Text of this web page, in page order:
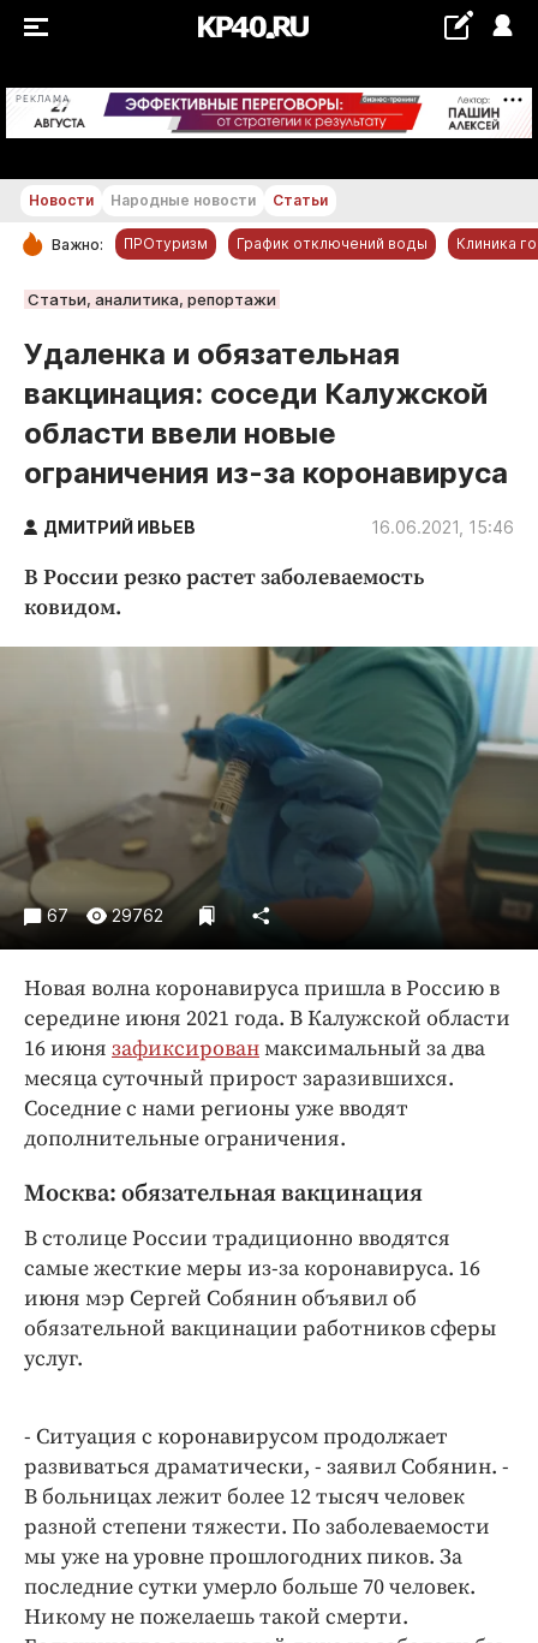
РЕКЛАМА +20...+21 °С
РУБРИКИ
Статьи
Народные новости
Авто и транспорт
Благоустройство
Культура
Общество
Погода
Праздники
Происшествия
Спорт
Экономика и бизнес
ПРОЕКТЫ
Издания
Медиаперсона
Интересное чтиво
Клиника года
Работодатель года
Новости Народные новости Статьи
Важно: ПРОтуризм График отключений воды Клиника
Статьи, аналитика, репортажи
Удаленка и обязательная
вакцинация: соседи Калужской
области ввели новые
ограничения из-за коронавируса
ДМИТРИЙ ИВЬЕВ 16.06.2021, 15:46
В России резко растет заболеваемость
ковидом.
67 29762
Новая волна коронавируса пришла в Россию в
середине июня 2021 года. В Калужской области
16 июня зафиксированмаксимальный за два
месяца суточный прирост заразившихся.
Соседние с нами регионы уже вводят
дополнительные ограничения.
Москва: обязательная вакцинация
В столице России традиционно вводятся
самые жесткие меры из-за коронавируса. 16
июня мэр Сергей Собянин объявил об
обязательной вакцинации работников сферы
услуг.
- Ситуация с коронавирусом продолжает
развиваться драматически, - заявил Собянин. -
В больницах лежит более 12 тысяч человек
разной степени тяжести. По заболеваемости
мы уже на уровне прошлогодних пиков. За
последние сутки умерло больше 70 человек.
Никому не пожелаешь такой смерти.